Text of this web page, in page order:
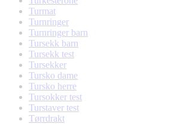
Turmat
Turnringer
Turnringer barn
Tursekk barn
Tursekk test
Tursekker
Tursko dame
Tursko herre
Tursokker test
Turstaver test
Tørrdrakt